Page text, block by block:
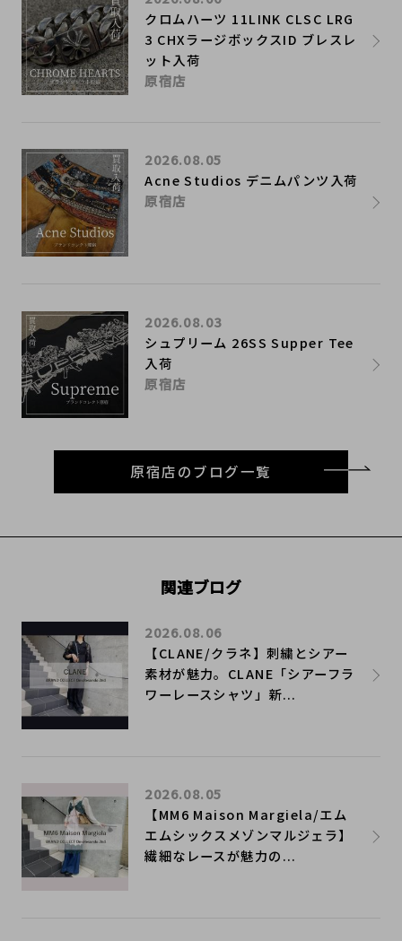
クロムハーツ 11LINK CLSC LRG
3 CHXラージボックスID ブレスレ
ット入荷
原宿店
Acne Studios デニムパンツ入荷
2026.08.05
原宿店
シュプリーム 26SS Supper Tee
入荷
2026.08.03
原宿店
原宿店のブログ一覧
関連ブログ
【CLANE/クラネ】刺繍とシアー
素材が魅力。CLANE「シアーフラ
ワーレースシャツ」新...
2026.08.06
【MM6 Maison Margiela/エム
エムシックスメゾンマルジェラ】
繊細なレースが魅力の...
2026.08.05